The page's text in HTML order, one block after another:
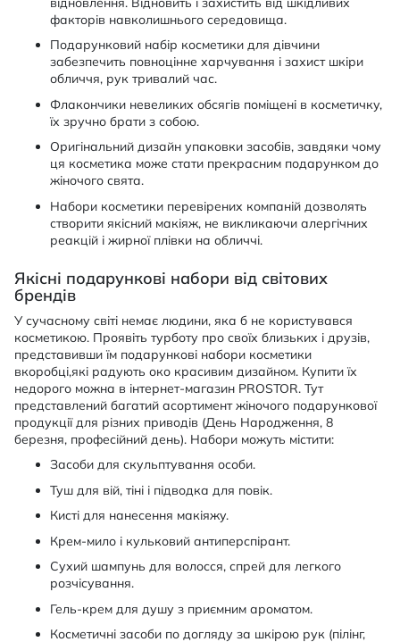
факторів навколишнього середовища.
Подарунковий набір косметики для дівчини
забезпечить повноцінне харчування і захист шкіри
обличчя, рук тривалий час.
Флакончики невеликих обсягів поміщені в косметичку,
їх зручно брати з собою.
Оригінальний дизайн упаковки засобів, завдяки чому
ця косметика може стати прекрасним подарунком до
жіночого свята.
Набори косметики перевірених компаній дозволять
створити якісний макіяж, не викликаючи алергічних
реакцій і жирної плівки на обличчі.
Якісні подарункові набори від світових
брендів
У сучасному світі немає людини, яка б не користувався
косметикою. Проявіть турботу про своїх близьких і друзів,
представивши їм подарункові набори косметики
вкоробці,які радують око красивим дизайном. Купити їх
недорого можна в інтернет-магазин PROSTOR. Тут
представлений багатий асортимент жіночого подарункової
продукції для різних приводів (День Народження, 8
березня, професійний день). Набори можуть містити:
Засоби для скульптування особи.
Туш для вій, тіні і підводка для повік.
Кисті для нанесення макіяжу.
Крем-мило і кульковий антиперспірант.
Сухий шампунь для волосся, спрей для легкого
розчісування.
Гель-крем для душу з приємним ароматом.
Косметичні засоби по догляду за шкірою рук (пілінг,